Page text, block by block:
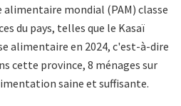
mondial (PAM) classe
du pays, telles que le Kasaï
alimentaire en 2024, c'est-à-dire
cette province, 8 ménages sur
saine et suffisante.